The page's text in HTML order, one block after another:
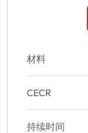
材料
CECR
持续时间